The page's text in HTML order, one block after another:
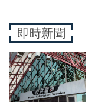
即時新聞